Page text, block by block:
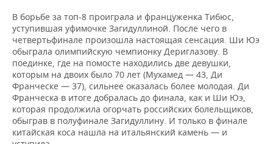
В борьбе за топ-8 проиграла и француженка Тибюс,
уступившая уфимочке Загидуллиной. После чего в
четвертьфинале произошла настоящая сенсация. Ши Юэ
обыграла олимпийскую чемпионку Дериглазову. В
поединке, где на помосте находились две девушки,
которым на двоих было 70 лет (Мухамед — 43, Ди
Франческе — 37), сильнее оказалась более молодая. Ди
Франческа в итоге добралась до финала, как и Ши Юэ,
которая продолжила огорчать российских болельщиков,
обыграв в полуфинале Загидуллину. И только в финале
китайская коса нашла на итальянский камень — и